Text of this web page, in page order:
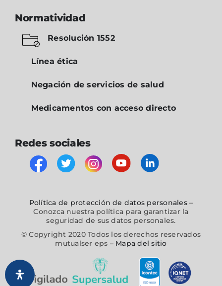
Normatividad
Resolución 1552
Línea ética
Negación de servicios de salud
Medicamentos con acceso directo
Redes sociales
Política de protección de datos personales–
Conozca nuestra política para garantizar la
seguridad de sus datos personales.
© Copyright 2020 Todos los derechos reservados
mutualser eps – Mapa del sitio